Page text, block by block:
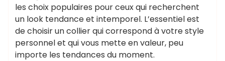
les choix populaires pour ceux qui recherchent
un look tendance et intemporel. L’essentiel est
de choisir un collier qui correspond à votre style
personnel et qui vous mette en valeur, peu
importe les tendances du moment.